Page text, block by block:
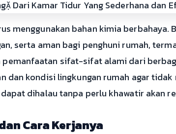
menggunakan bahan kimia berbahaya.
serta aman bagi penghuni rumah,
sifat-sifat alami dari
dan kondisi lingkungan rumah agar
dihalau tanpa perlu khawatir akan
Cara Kerjanya